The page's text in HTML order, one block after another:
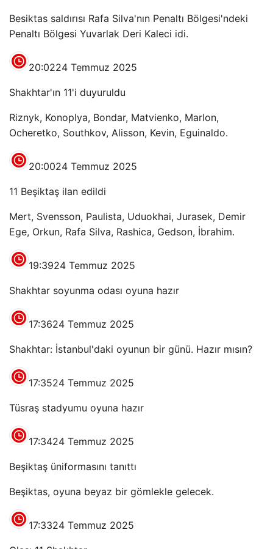
Besiktas saldırısı Rafa Silva'nın Penaltı Bölgesi'ndeki
Penaltı Bölgesi Yuvarlak Deri Kaleci idi.
20:0224 Temmuz 2025
Shakhtar'ın 11'i duyuruldu
Riznyk, Konoplya, Bondar, Matvienko, Marlon,
Ocheretko, Southkov, Alisson, Kevin, Eguinaldo.
20:0024 Temmuz 2025
11 Beşiktaş ilan edildi
Mert, Svensson, Paulista, Uduokhai, Jurasek, Demir
Ege, Orkun, Rafa Silva, Rashica, Gedson, İbrahim.
19:3924 Temmuz 2025
Shakhtar soyunma odası oyuna hazır
17:3624 Temmuz 2025
Shakhtar: İstanbul'daki oyunun bir günü. Hazır mısın?
17:3524 Temmuz 2025
Tüsraş stadyumu oyuna hazır
17:3424 Temmuz 2025
Beşiktaş üniformasını tanıttı
Beşiktas, oyuna beyaz bir gömlekle gelecek.
17:3324 Temmuz 2025